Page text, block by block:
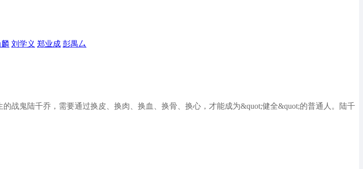
麟 刘学义 郑业成 彭禺厶
鬼陆千乔，需要通过换皮、换肉、换血、换骨、换心，才能成为&quot;健全&quot;的普通人。陆千